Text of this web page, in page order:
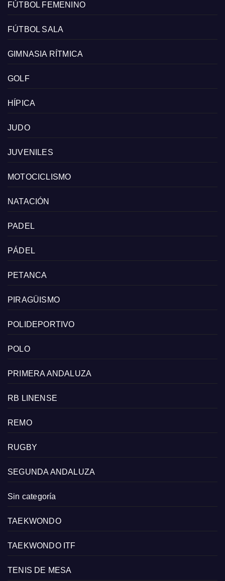
FÚTBOL FEMENINO
FÚTBOL SALA
GIMNASIA RÍTMICA
GOLF
HÍPICA
JUDO
JUVENILES
MOTOCICLISMO
NATACIÓN
PADEL
PÁDEL
PETANCA
PIRAGÜISMO
POLIDEPORTIVO
POLO
PRIMERA ANDALUZA
RB LINENSE
REMO
RUGBY
SEGUNDA ANDALUZA
Sin categoría
TAEKWONDO
TAEKWONDO ITF
TENIS DE MESA